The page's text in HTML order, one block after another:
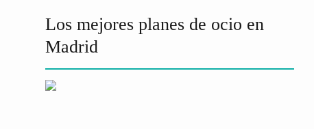
Los mejores planes de ocio en
Madrid